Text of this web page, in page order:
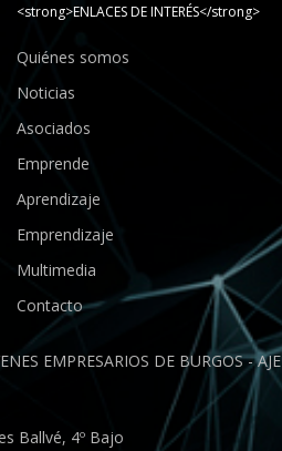
<strong>ENLACES DE INTERÉS</strong>
Quiénes somos
Noticias
Asociados
Emprende
Aprendizaje
Emprendizaje
Multimedia
Contacto
EMPRESARIOS DE BURGOS - AJE
Ballvé, 4º Bajo